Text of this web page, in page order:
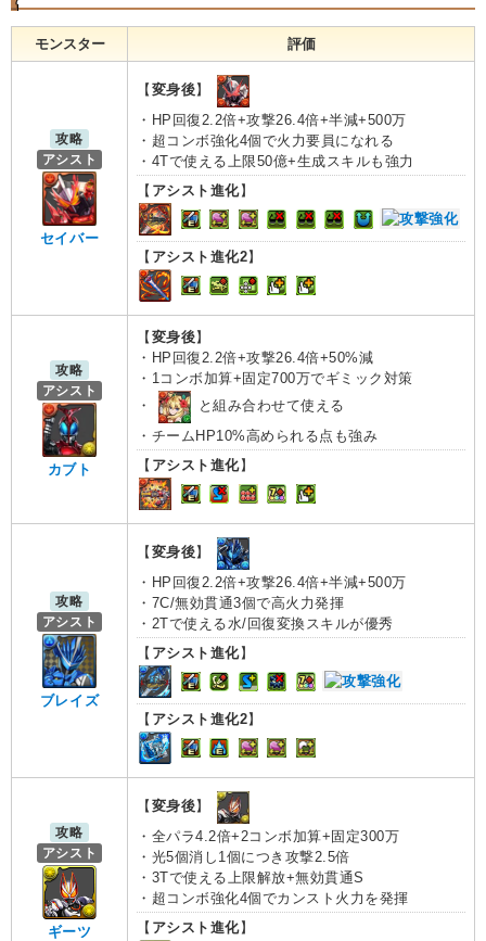
モンスター 評価
攻略
アシスト
セイバー
【 変身後】
・HP回復2.2倍+攻撃26.4倍+半減+500万
・超コンボ強化4個で火力要員になれる
・4Tで使える上限50億+生成スキルも強力
【 アシスト進化】
【 アシスト進化2】
攻略
アシスト
カブト
【 変身後】
・HP回復2.2倍+攻撃26.4倍+50%減
・1コンボ加算+固定700万でギミック対策
・
と組み合わせて使える
・チームHP10%高められる点も強み
【 アシスト進化】
攻略
アシスト
ブレイズ
【 変身後】
・HP回復2.2倍+攻撃26.4倍+半減+500万
・7C/無効貫通3個で高火力発揮
・2Tで使える水/回復変換スキルが優秀
【 アシスト進化】
【 アシスト進化2】
攻略
アシスト
ギーツ
【 変身後】
・全パラ4.2倍+2コンボ加算+固定300万
・光5個消し1個につき攻撃2.5倍
・3Tで使える上限解放+無効貫通S
・超コンボ強化4個でカンスト火力を発揮
【 アシスト進化】